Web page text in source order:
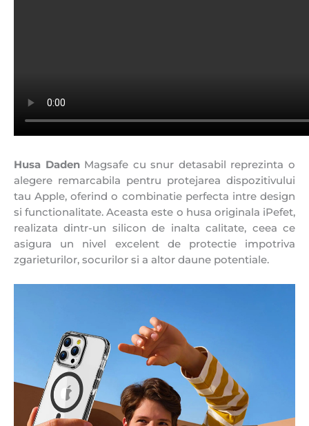
Husa DadenMagsafe cu snur detasabil reprezinta o
alegere remarcabila pentru protejarea dispozitivului
tau Apple, oferind o combinatie perfecta intre design
si functionalitate. Aceasta este o husa originala iPefet,
realizata dintr-un silicon de inalta calitate, ceea ce
asigura un nivel excelent de protectie impotriva
zgarieturilor, socurilor si a altor daune potentiale.